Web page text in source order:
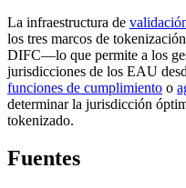
La infraestructura de
los tres marcos de
DIFC—lo que permite a los
jurisdicciones de los EAU
funciones de cumplimiento o
determinar la jurisdicción
tokenizado.
Fuentes